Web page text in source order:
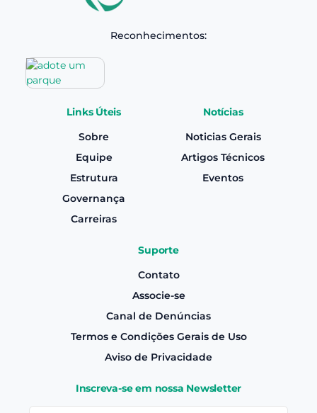
Reconhecimentos:
Links Úteis
Sobre
Equipe
Estrutura
Governança
Carreiras
Notícias
Noticias Gerais
Artigos Técnicos
Eventos
Suporte
Contato
Associe-se
Canal de Denúncias
Termos e Condições Gerais de Uso
Aviso de Privacidade
Inscreva-se em nossa Newsletter